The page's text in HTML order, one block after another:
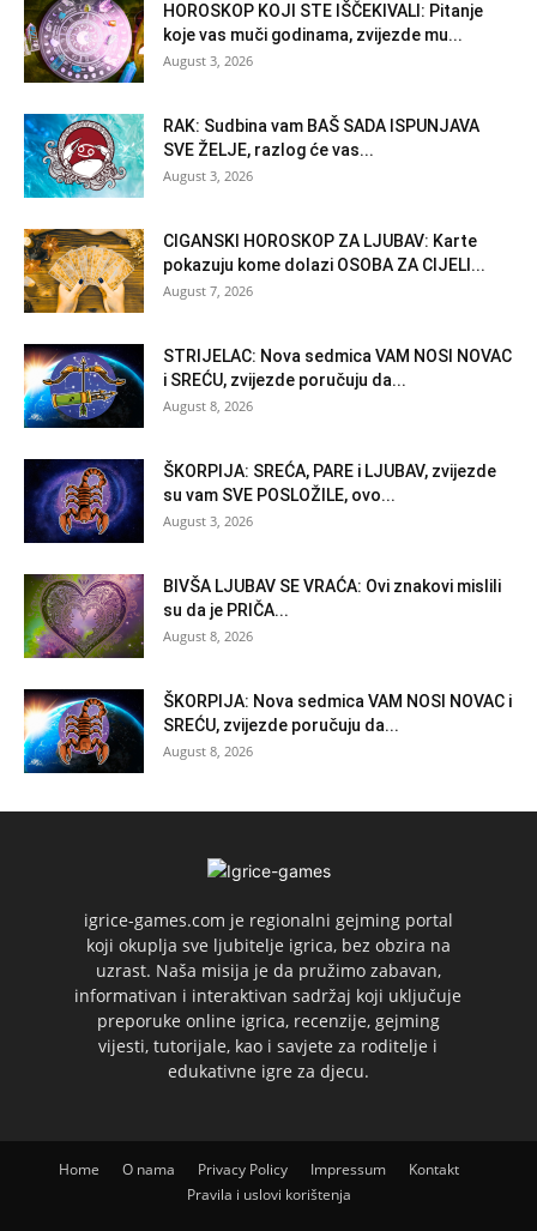
HOROSKOP KOJI STE IŠČEKIVALI: Pitanje
koje vas muči godinama, zvijezde mu...
August 3, 2026
RAK: Sudbina vam BAŠ SADA ISPUNJAVA
SVE ŽELJE, razlog će vas...
August 3, 2026
CIGANSKI HOROSKOP ZA LJUBAV: Karte
pokazuju kome dolazi OSOBA ZA CIJELI...
August 7, 2026
STRIJELAC: Nova sedmica VAM NOSI NOVAC
i SREĆU, zvijezde poručuju da...
August 8, 2026
ŠKORPIJA: SREĆA, PARE i LJUBAV, zvijezde
su vam SVE POSLOŽILE, ovo...
August 3, 2026
BIVŠA LJUBAV SE VRAĆA: Ovi znakovi mislili
su da je PRIČA...
August 8, 2026
ŠKORPIJA: Nova sedmica VAM NOSI NOVAC i
SREĆU, zvijezde poručuju da...
August 8, 2026
igrice-games.com je regionalni gejming portal
koji okuplja sve ljubitelje igrica, bez obzira na
uzrast. Naša misija je da pružimo zabavan,
informativan i interaktivan sadržaj koji uključuje
preporuke online igrica, recenzije, gejming
vijesti, tutorijale, kao i savjete za roditelje i
edukativne igre za djecu.
Home O nama Privacy Policy Impressum
Kontakt
Pravila i uslovi korištenja